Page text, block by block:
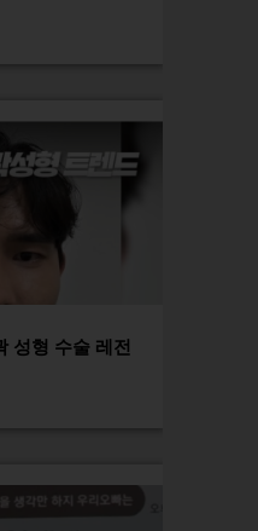
성형 수술 레전